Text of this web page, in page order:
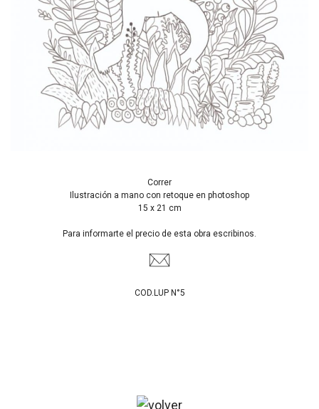
Correr
Ilustración a mano con retoque en photoshop
15 x 21 cm
Para informarte el precio de esta obra escribinos.
COD.LUP N°5